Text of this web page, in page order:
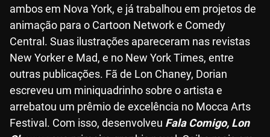
ambos em Nova York, e já trabalhou em projetos de
animação para o Cartoon Network e Comedy
Central. Suas ilustrações apareceram nas revistas
New Yorker e Mad, e no New York Times, entre
outras publicações. Fã de Lon Chaney, Dorian
escreveu um miniquadrinho sobre o artista e
arrebatou um prêmio de excelência no Mocca Arts
Festival. Com isso, desenvolveu Fala Comigo, Lon